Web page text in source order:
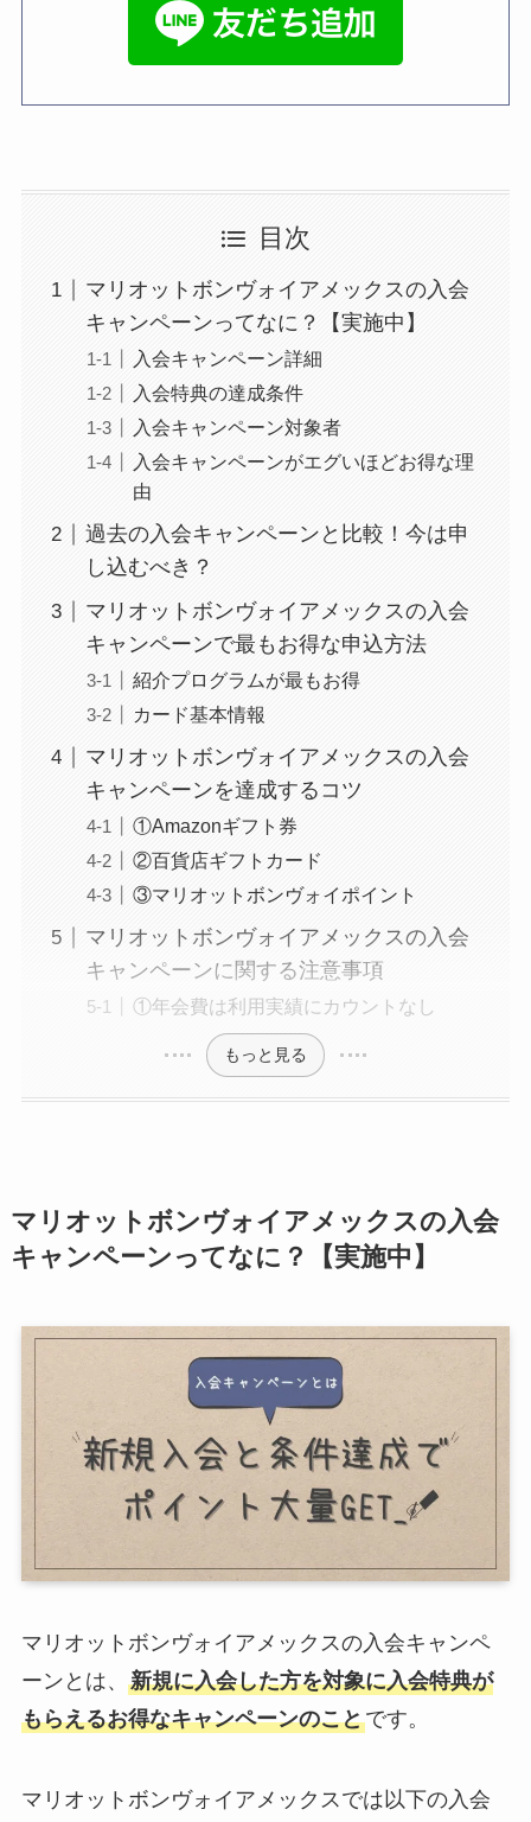
目次
マリオットボンヴォイアメックスの入会
キャンペーンってなに？【実施中】
入会キャンペーン詳細
入会特典の達成条件
入会キャンペーン対象者
入会キャンペーンがエグいほどお得な理
由
過去の入会キャンペーンと比較！今は申
し込むべき？
マリオットボンヴォイアメックスの入会
キャンペーンで最もお得な申込方法
紹介プログラムが最もお得
カード基本情報
マリオットボンヴォイアメックスの入会
キャンペーンを達成するコツ
①Amazonギフト券
②百貨店ギフトカード
③マリオットボンヴォイポイント
マリオットボンヴォイアメックスの入会
キャンペーンに関する注意事項
①年会費は利用実績にカウントなし
もっと見る
マリオットボンヴォイアメックスの入会
キャンペーンってなに？【実施中】
マリオットボンヴォイアメックスの入会キャンペ
ーンとは、 新規に入会した方を対象に入会特典が
もらえるお得なキャンペーンのことです。
マリオットボンヴォイアメックスでは以下の入会